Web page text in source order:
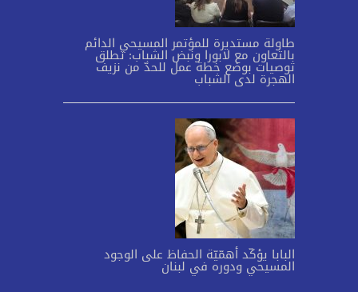
طاولة مستديرة للمؤتمر المسيحي الدائم
بالتعاون مع لابورا ونبض الشباب: تطلق
توصيات بوضع خطة عمل للحدّ من نزيف
الهجرة لدى الشباب
البابا يؤكّد أهمّيّة الحفاظ على الوجود
المسيحي ودوره في لبنان